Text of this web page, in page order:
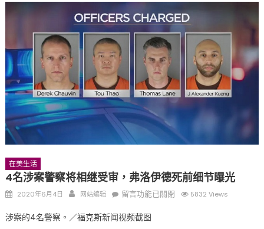
合作 Peter Raven 博士逝世 享年89岁
一晃三十年，初夏又相逢。中华日，等你来赴约 —— 密苏里植物
园“中华日三十周年特别报道（五）
筝声与琴韵交汇：刘励(Li Statler)与钢琴家Darek演绎一场古筝
与钢琴的精彩对话
在美生活
4名涉案警察将相继受审，弗洛伊德死前细节曝光
Posted
2020年6月4日 Author
网站编辑
在
名
留言功能已關閉 5832 Views
涉案的4名警察。／福克斯新闻视频截图